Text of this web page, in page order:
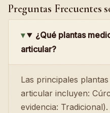
Preguntas Frecuentes
¿Qué plantas
articular?
Las principales
articular incluyen:
evidencia: Tradicional).